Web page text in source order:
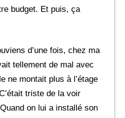
budget. Et puis, ça
d’une fois, chez ma
tellement de mal avec
ne montait plus à l’étage
triste de la voir
on lui a installé son